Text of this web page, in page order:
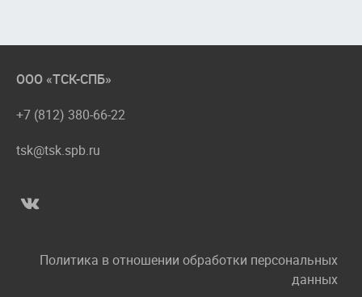
ООО «ТСК-СПБ»
+7 (812) 380-66-22
tsk@tsk.spb.ru
Политика в отношении обработки персональных
данных